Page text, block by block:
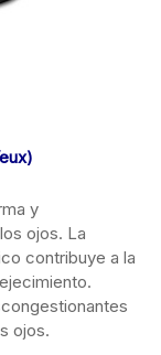
y
ojos. La
contribuye a la
ojos.